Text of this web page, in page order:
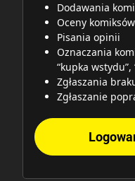
Dodawania
Oceny komiksów
Pisania opinii
Oznaczania
“kupka
Zgłaszania
Zgłaszanie